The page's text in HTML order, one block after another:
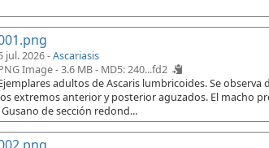
jul. 2026 -Ascariasis
Image - 3.6 MB - MD5: 240...fd2
adultos de Ascaris lumbricoides. Se
extremos anterior y posterior aguzados. El macho
de sección redond...